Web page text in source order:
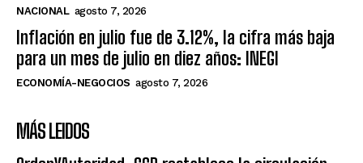
NACIONAL agosto 7, 2026
Inflación en julio fue de 3.12%, la cifra más baja
para un mes de julio en diez años: INEGI
ECONOMÍA-NEGOCIOS agosto 7, 2026
MÁS LEIDOS